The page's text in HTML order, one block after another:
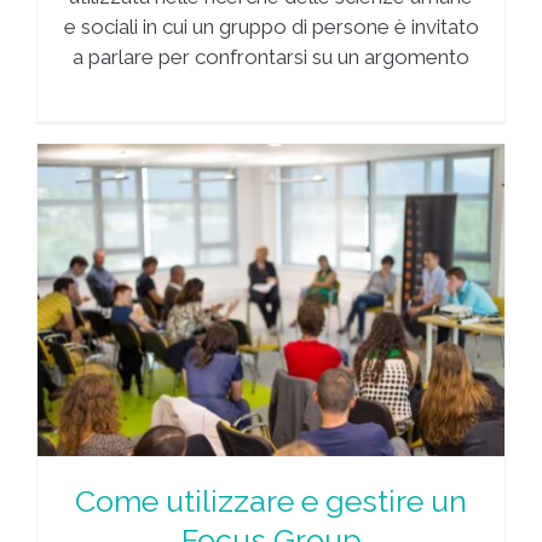
e sociali in cui un gruppo di persone è invitato
a parlare per confrontarsi su un argomento
Come utilizzare e gestire un